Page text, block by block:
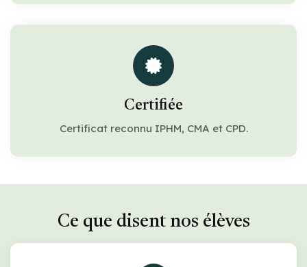
Certifiée
Certificat reconnu IPHM, CMA et CPD.
Ce que disent nos élèves